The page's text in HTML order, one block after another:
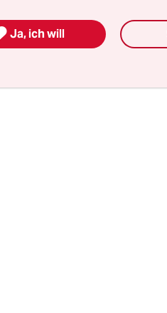
heißen, die um
Sie tragen ihren
Ja, ich will